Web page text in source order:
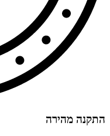
התקנה מהירה